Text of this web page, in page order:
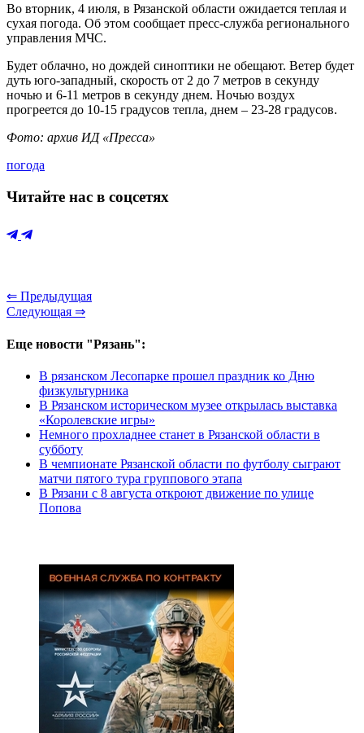
Во вторник, 4 июля, в Рязанской области ожидается теплая и
сухая погода. Об этом сообщает пресс-служба регионального
управления МЧС.
Будет облачно, но дождей синоптики не обещают. Ветер будет
дуть юго-западный, скорость от 2 до 7 метров в секунду
ночью и 6-11 метров в секунду днем. Ночью воздух
прогреется до 10-15 градусов тепла, днем – 23-28 градусов.
Фото: архив ИД «Пресса»
погода
Читайте нас в соцсетях
⇐ Предыдущая
Следующая ⇒
Еще новости "Рязань":
В рязанском Лесопарке прошел праздник ко Дню
физкультурника
В Рязанском историческом музее открылась выставка
«Королевские игры»
Немного прохладнее станет в Рязанской области в
субботу
В чемпионате Рязанской области по футболу сыграют
матчи пятого тура группового этапа
В Рязани с 8 августа откроют движение по улице
Попова